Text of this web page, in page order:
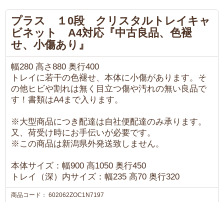
プラス １0段 クリスタルトレイキャ
ビネット A4対応『中古良品、色褪
せ、小傷あり』
幅280 高さ880 奥行400
トレイに若干の色褪せ、本体に小傷があります。そ
の他ヒビや割れは無く目立つ傷や汚れの無い良品で
す！書類はA4まで入ります。
※大型商品につき配達は自社便配達のみ承ります。
又、荷受け時にお手伝いが必要です。
※この商品は新潟県外発送致しません。
本体サイズ：幅900 高1050 奥行450
トレイ（深）内サイズ：幅235 高70 奥行320
商品コード：602062ZOC1N7197